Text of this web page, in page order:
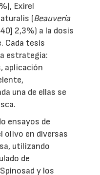
Exirel
(Beauveria
2,3%) a la dosis
Cada tesis
estrategia:
aplicación
una de ellas se
ensayos de
olivo en diversas
utilizando
de
y los